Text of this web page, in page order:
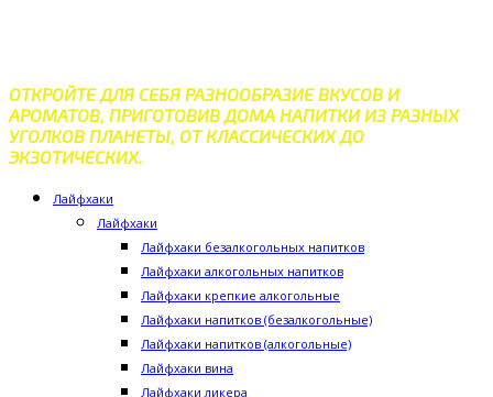
ОТКРОЙТЕ ДЛЯ СЕБЯ РАЗНООБРАЗИЕ ВКУСОВ И
АРОМАТОВ, ПРИГОТОВИВ ДОМА НАПИТКИ ИЗ РАЗНЫХ
УГОЛКОВ ПЛАНЕТЫ, ОТ КЛАССИЧЕСКИХ ДО
ЭКЗОТИЧЕСКИХ.
Лайфхаки
Лайфхаки
Лайфхаки безалкогольных напитков
Лайфхаки алкогольных напитков
Лайфхаки крепкие алкогольные
Лайфхаки напитков (безалкогольные)
Лайфхаки напитков (алкогольные)
Лайфхаки вина
Лайфхаки ликера